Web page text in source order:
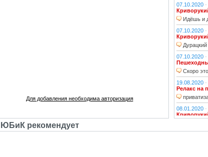
Для добавления необходима авторизация
07.10.2020 -
Идёшь и
07.10.2020 -
07.10.2020 -
Скоро
19.08.2020 -
Релакс на
08.01.2020 -
ЮБиК рекомендует